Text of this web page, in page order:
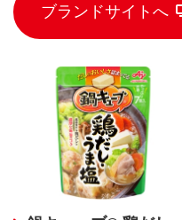
ブランドサイトへ